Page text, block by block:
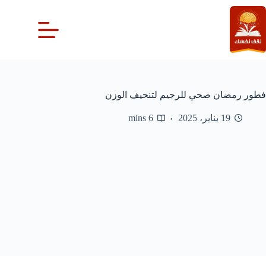
التجاوز
إلى
المحتوى
فطور رمضان صحي للرجيم لتنحيف الوزن
19 يناير، 2025 6 mins